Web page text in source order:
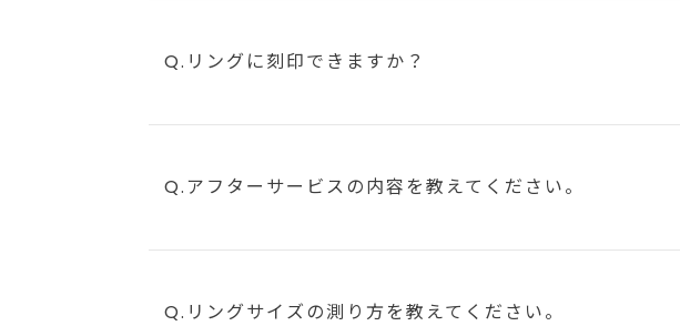
Q.リングに刻印できますか？
Q.アフターサービスの内容を教えてください。
Q.リングサイズの測り方を教えてください。